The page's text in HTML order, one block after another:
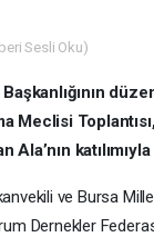
Sesli Oku)
Meclisi
Ala’nın
ve Bursa
Dernekler